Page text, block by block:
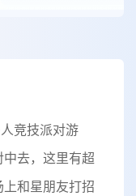
竞技派对游
去，这里有超
和星朋友打招